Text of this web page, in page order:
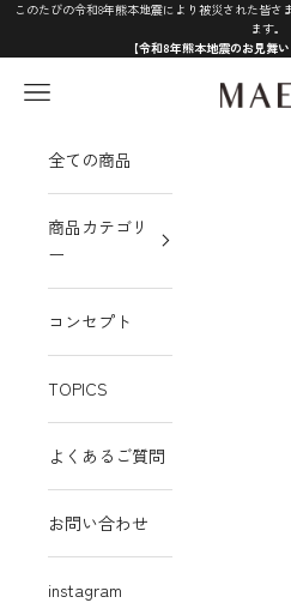
コンテンツへスキップ
このたびの令和8年熊本地震により被災された皆
ます。
【令和8年熊本地震のお見舞
MAEÉ
メニュー
全ての商品
商品カテゴリ
ー
コンセプト
TOPICS
よくあるご質問
お問い合わせ
instagram